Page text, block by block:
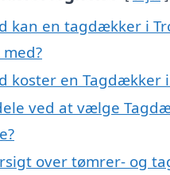
kan en tagdækker i
koster en Tagdækker i
ved at vælge
over tømrer- og